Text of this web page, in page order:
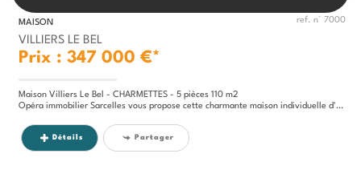
MAISON ref. n° 7000
VILLIERS LE BEL
Prix : 347 000 €*
Maison Villiers Le Bel - CHARMETTES - 5 pièces 110 m2
Opéra immobilier Sarcelles vous propose cette charmante maison individuelle d'une surface de 107 mètres carrés environ...
Détails Partager